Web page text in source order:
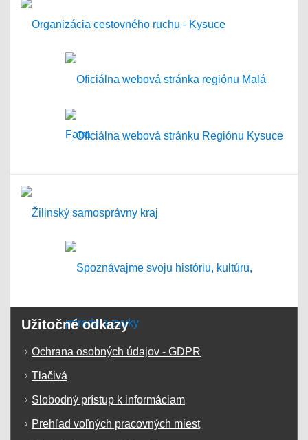
Užitočné odkazy
Ochrana osobných údajov - GDPR
Tlačivá
Slobodný prístup k informáciam
Prehľad voľných pracovných miest